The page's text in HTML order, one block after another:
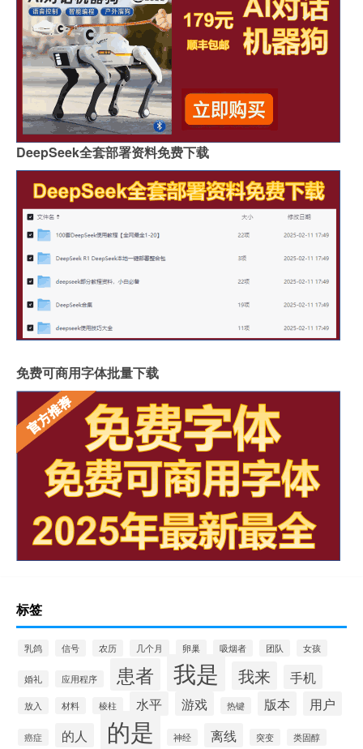
DeepSeek全套部署资料免费下载
免费可商用字体批量下载
标签
乳鸽 信号 农历 几个月 卵巢 吸烟者 团队 女孩
婚礼 应用程序 患者 我是 我来 手机
放入 材料 棱柱 水平 游戏 热键 版本 用户
癌症 的人 的是 神经 离线 突变 类固醇